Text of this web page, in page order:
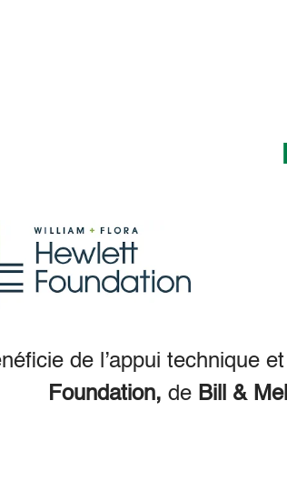
de l’appui technique
Foundation, de Bill &